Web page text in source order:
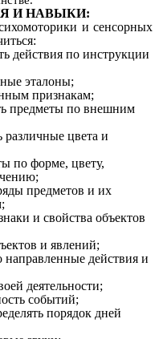
И НАВЫКИ:
и сенсорных
действия по инструкции
эталоны;
признакам;
предметы по внешним
различные цвета и
по форме, цвету,
предметов и их
и свойства объектов
и явлений;
направленные действия и
деятельности;
событий;
порядок дней